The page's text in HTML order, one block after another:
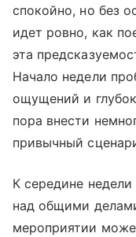
спокойно, но без
идет ровно, как
эта
Начало недели
ощущений и
пора внести
привычный
К середине
над общими
мероприятии